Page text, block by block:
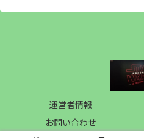
運営者情報
お問い合わせ